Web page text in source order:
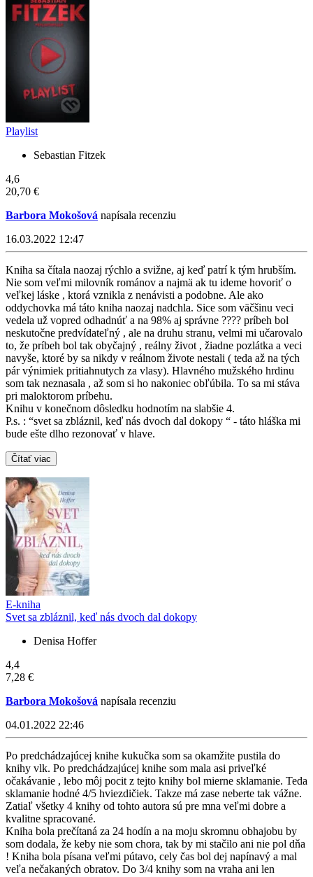
Playlist
Sebastian Fitzek
4,6
20,70 €
Barbora Mokošová napísala recenziu
16.03.2022 12:47
Kniha sa čítala naozaj rýchlo a svižne, aj keď patrí k tým hrubším.
Nie som veľmi milovník románov a najmä ak tu ideme hovoriť o
veľkej láske , ktorá vznikla z nenávisti a podobne. Ale ako
oddychovka má táto kniha naozaj nadchla. Sice som väčšinu veci
vedela už vopred odhadnúť a na 98% aj správne ???? príbeh bol
neskutočne predvídateľný , ale na druhu stranu, velmi mi učarovalo
to, že príbeh bol tak obyčajný , reálny život , žiadne pozlátka a veci
navyše, ktoré by sa nikdy v reálnom živote nestali ( teda až na tých
pár výnimiek pritiahnutych za vlasy). Hlavného mužského hrdinu
som tak neznasala , až som si ho nakoniec obľúbila. To sa mi stáva
pri maloktorom príbehu.
Knihu v konečnom dôsledku hodnotím na slabšie 4.
P.s. : “svet sa zbláznil, keď nás dvoch dal dokopy “ - táto hláška mi
bude ešte dlho rezonovať v hlave.
Čítať viac
E-kniha
Svet sa zbláznil, keď nás dvoch dal dokopy
Denisa Hoffer
4,4
7,28 €
Barbora Mokošová napísala recenziu
04.01.2022 22:46
Po predchádzajúcej knihe kukučka som sa okamžite pustila do
knihy vlk. Po predchádzajúcej knihe som mala asi priveľké
očakávanie , lebo môj pocit z tejto knihy bol mierne sklamanie. Teda
sklamanie hodné 4/5 hviezdičiek. Takze má zase neberte tak vážne.
Zatiaľ všetky 4 knihy od tohto autora sú pre mna veľmi dobre a
kvalitne spracované.
Kniha bola prečítaná za 24 hodín a na moju skromnu obhajobu by
som dodala, že keby nie som chora, tak by mi stačilo ani nie pol dňa
! Kniha bola písana veľmi pútavo, cely čas bol dej napínavý a mal
veľa nečakaných obratov. Do 3/4 knihy som na vraha ani len